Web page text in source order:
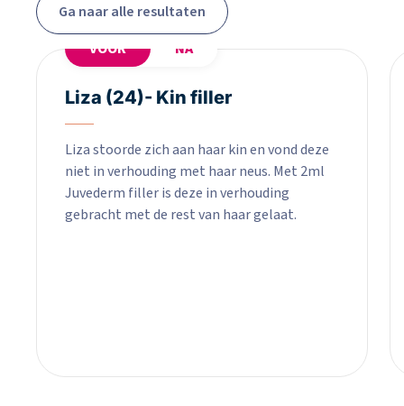
Ga naar alle resultaten
VOOR
NA
Liza (24)- Kin filler
Liza stoorde zich aan haar kin en vond deze
niet in verhouding met haar neus. Met 2ml
Juvederm filler is deze in verhouding
gebracht met de rest van haar gelaat.